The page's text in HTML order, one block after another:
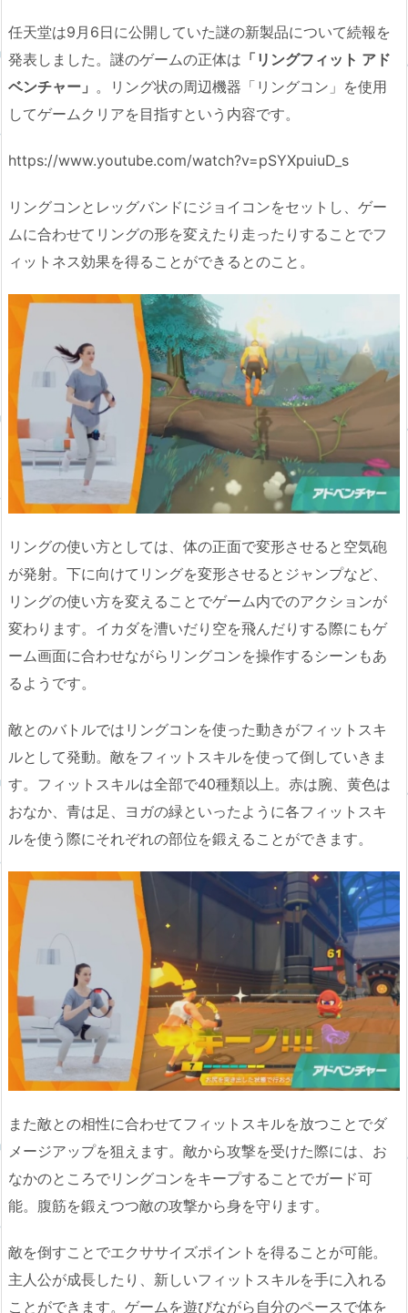
任天堂は9月6日に公開していた謎の新製品について続報を
発表しました。謎のゲームの正体は 「リングフィット アド
ベンチャー」 。リング状の周辺機器「リングコン」を使用
してゲームクリアを目指すという内容です。
https://www.youtube.com/watch?v=pSYXpuiuD_s
リングコンとレッグバンドにジョイコンをセットし、ゲー
ムに合わせてリングの形を変えたり走ったりすることでフ
ィットネス効果を得ることができるとのこと。
リングの使い方としては、体の正面で変形させると空気砲
が発射。下に向けてリングを変形させるとジャンプなど、
リングの使い方を変えることでゲーム内でのアクションが
変わります。イカダを漕いだり空を飛んだりする際にもゲ
ーム画面に合わせながらリングコンを操作するシーンもあ
るようです。
敵とのバトルではリングコンを使った動きがフィットスキ
ルとして発動。敵をフィットスキルを使って倒していきま
す。フィットスキルは全部で40種類以上。赤は腕、黄色は
おなか、青は足、ヨガの緑といったように各フィットスキ
ルを使う際にそれぞれの部位を鍛えることができます。
また敵との相性に合わせてフィットスキルを放つことでダ
メージアップを狙えます。敵から攻撃を受けた際には、お
なかのところでリングコンをキープすることでガード可
能。腹筋を鍛えつつ敵の攻撃から身を守ります。
敵を倒すことでエクササイズポイントを得ることが可能。
主人公が成長したり、新しいフィットスキルを手に入れる
ことができます。ゲームを遊びながら自分のペースで体を